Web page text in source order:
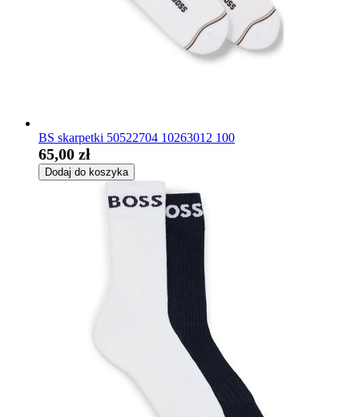
BS skarpetki 50522704 10263012 100
65,00 zł
Dodaj do koszyka